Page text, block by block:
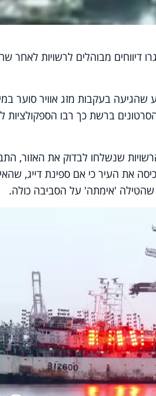
דיווחים מבוהלים לרשויות לאחר
בעקבות מזג אוויר סוער
ברשת כך רבו
שנשלחו לבדוק את האזור,
את העיר כי אם ספינת דייג,
שהטילה 'אימתה' על הסביבה כולה.